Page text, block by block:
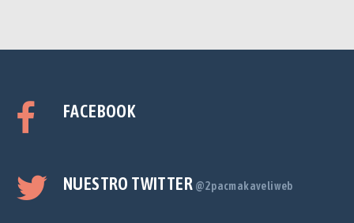
FACEBOOK
NUESTRO TWITTER @2pacmakaveliweb